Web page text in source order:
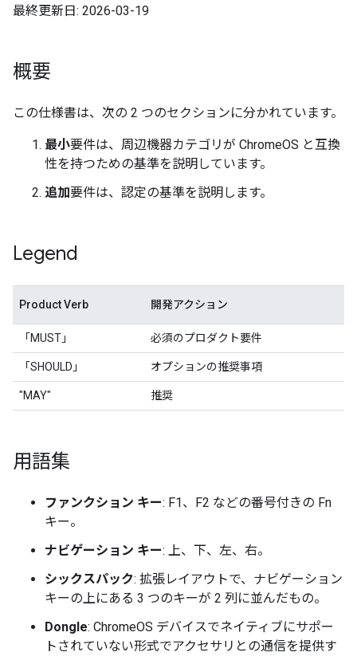
最終更新日: 2026-03-19
概要
この仕様書は、次の 2 つのセクションに分かれています。
最小要件は、周辺機器カテゴリが ChromeOS と互換
性を持つための基準を説明しています。
追加要件は、認定の基準を説明します。
Legend
Product Verb 開発アクション
「MUST」 必須のプロダクト要件
「SHOULD」 オプションの推奨事項
"MAY" 推奨
用語集
ファンクション キー: F1、F2 などの番号付きの Fn
キー。
ナビゲーション キー: 上、下、左、右。
シックスパック: 拡張レイアウトで、ナビゲーション
キーの上にある 3 つのキーが 2 列に並んだもの。
Dongle: ChromeOS デバイスでネイティブにサポー
トされていない形式でアクセサリとの通信を提供す